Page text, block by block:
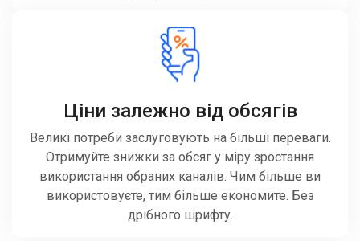
Ціни залежно від обсягів
Великі потреби заслуговують на більші переваги.
Отримуйте знижки за обсяг у міру зростання
використання обраних каналів. Чим більше ви
використовуєте, тим більше економите. Без
дрібного шрифту.